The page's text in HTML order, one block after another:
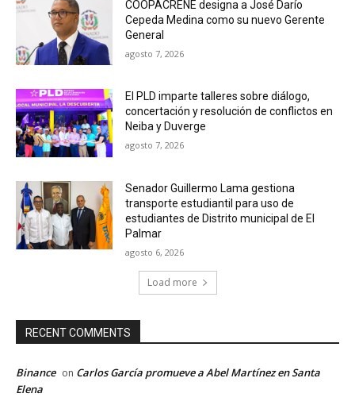
COOPACRENE designa a José Darío
Cepeda Medina como su nuevo Gerente
General
agosto 7, 2026
El PLD imparte talleres sobre diálogo,
concertación y resolución de conflictos en
Neiba y Duverge
agosto 7, 2026
Senador Guillermo Lama gestiona
transporte estudiantil para uso de
estudiantes de Distrito municipal de El
Palmar
agosto 6, 2026
Load more
RECENT COMMENTS
Binance on Carlos García promueve a Abel Martínez en Santa
Elena